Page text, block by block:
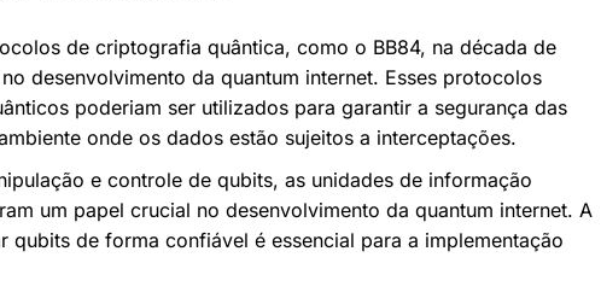
de criptografia quântica, como o BB84, na década de
desenvolvimento da quantum internet. Esses protocolos
poderiam ser utilizados para garantir a segurança das
onde os dados estão sujeitos a interceptações.
e controle de qubits, as unidades de informação
um papel crucial no desenvolvimento da quantum internet. A
qubits de forma confiável é essencial para a implementação